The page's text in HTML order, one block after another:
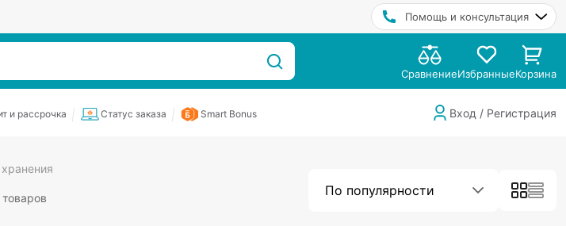
Помощь и консультация
СравнениеИзбранныеКорзина
и рассрочка Статус заказа Smart Bonus Вход / Регистрация
По популярности